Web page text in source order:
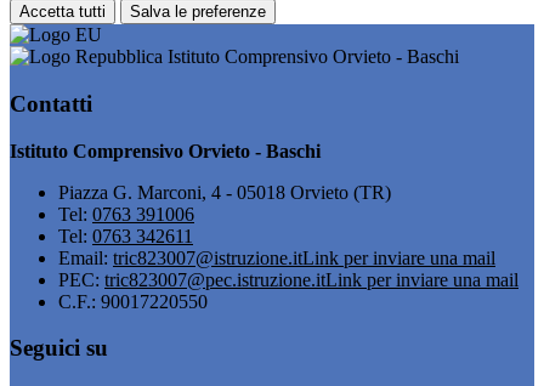
Accetta tutti Salva le preferenze
Istituto Comprensivo Orvieto - Baschi
Contatti
Istituto Comprensivo Orvieto - Baschi
Piazza G. Marconi, 4 - 05018 Orvieto (TR)
Tel: 0763 391006
Tel: 0763 342611
Email: tric823007@istruzione.itLink per inviare una mail
PEC: tric823007@pec.istruzione.itLink per inviare una mail
C.F.: 90017220550
Seguici su